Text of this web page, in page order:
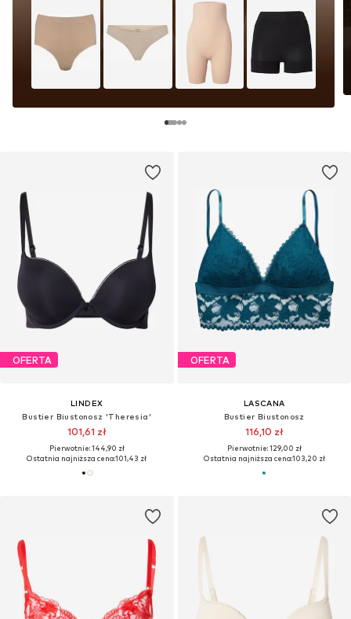
OFERTA
LINDEX
Bustier Biustonosz 'Theresia'
101,61 zł
Pierwotnie: 144,90 zł
Ostatnia najniższa cena:101,43 zł
OFERTA
LASCANA
Bustier Biustonosz
116,10 zł
Pierwotnie: 129,00 zł
Ostatnia najniższa cena:103,20 zł